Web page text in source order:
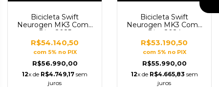
Bicicleta Swift
Neurogen MK3 Comp
Disc 2025
R$54.140,50
com 5% no PIX
R$56.990,00
12x de R$4.749,17 sem
juros
Bicicleta Swift
Neurogen MK3 Comp
Disc 2024
R$53.190,50
com 5% no PIX
R$55.990,00
12x de R$4.665,83 sem
juros